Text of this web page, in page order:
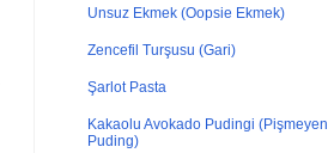
Unsuz Ekmek (Oopsie Ekmek)
Zencefil Turşusu (Gari)
Şarlot Pasta
Kakaolu Avokado Pudingi (Pişmeyen
Puding)